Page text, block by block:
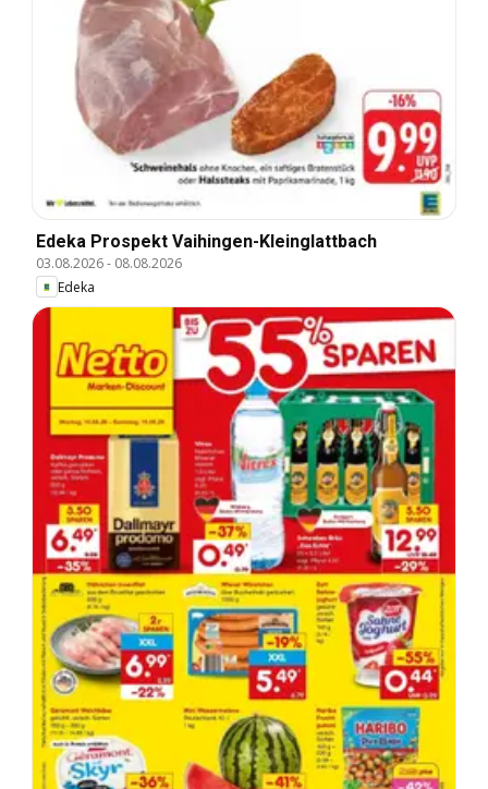
Edeka Prospekt Vaihingen-Kleinglattbach
03.08.2026- 08.08.2026
Edeka